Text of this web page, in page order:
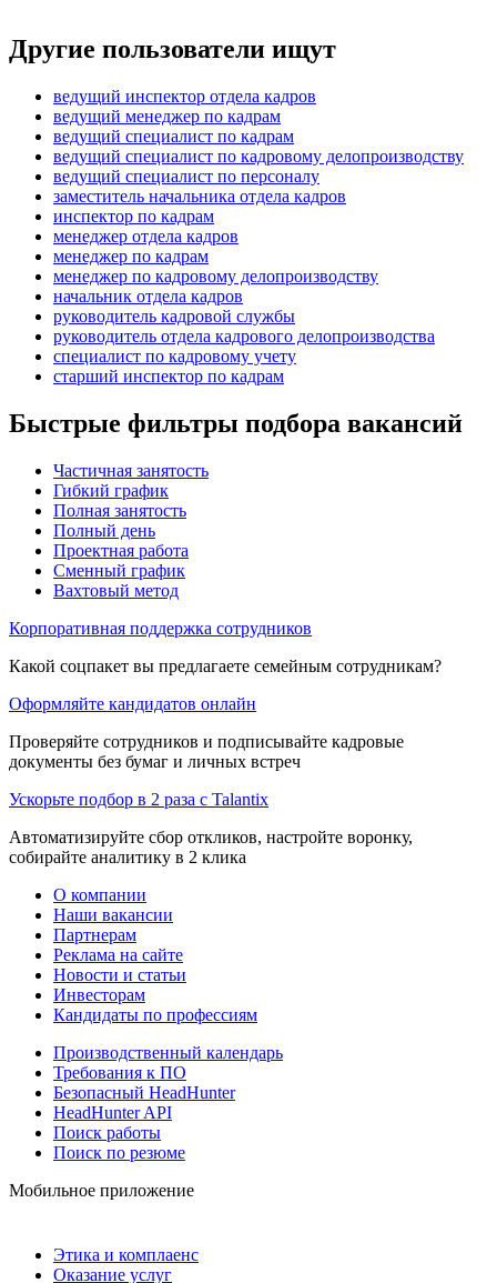
Другие пользователи ищут
ведущий инспектор отдела кадров
ведущий менеджер по кадрам
ведущий специалист по кадрам
ведущий специалист по кадровому делопроизводству
ведущий специалист по персоналу
заместитель начальника отдела кадров
инспектор по кадрам
менеджер отдела кадров
менеджер по кадрам
менеджер по кадровому делопроизводству
начальник отдела кадров
руководитель кадровой службы
руководитель отдела кадрового делопроизводства
специалист по кадровому учету
старший инспектор по кадрам
Быстрые фильтры подбора вакансий
Частичная занятость
Гибкий график
Полная занятость
Полный день
Проектная работа
Сменный график
Вахтовый метод
Корпоративная поддержка сотрудников
Какой соцпакет вы предлагаете семейным сотрудникам?
Оформляйте кандидатов онлайн
Проверяйте сотрудников и подписывайте кадровые
документы без бумаг и личных встреч
Ускорьте подбор в 2 раза с Talantix
Автоматизируйте сбор откликов, настройте воронку,
собирайте аналитику в 2 клика
О компании
Наши вакансии
Партнерам
Реклама на сайте
Новости и статьи
Инвесторам
Кандидаты по профессиям
Производственный календарь
Требования к ПО
Безопасный HeadHunter
HeadHunter API
Поиск работы
Поиск по резюме
Мобильное приложение
Этика и комплаенс
Оказание услуг